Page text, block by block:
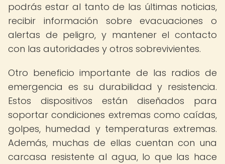
podrás estar al tanto de las últimas noticias,
recibir información sobre evacuaciones o
alertas de peligro, y mantener el contacto
con las autoridades y otros sobrevivientes.
Otro beneficio importante de las radios de
emergencia es su durabilidad y resistencia.
Estos dispositivos están diseñados para
soportar condiciones extremas como caídas,
golpes, humedad y temperaturas extremas.
Además, muchas de ellas cuentan con una
carcasa resistente al agua, lo que las hace